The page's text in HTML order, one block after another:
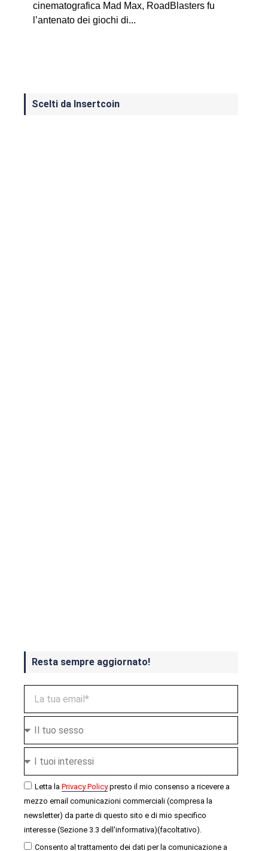
cinematografica Mad Max, RoadBlasters fu
l’antenato dei giochi di...
Scelti da Insertcoin
Resta sempre aggiornato!
Letta la Privacy Policypresto il mio consenso a ricevere a
mezzo email comunicazioni commerciali (compresa la
newsletter) da parte di questo sito e di mio specifico
interesse (Sezione 3.3 dell'informativa)(facoltativo).
Consento al trattamento dei dati per la comunicazione a